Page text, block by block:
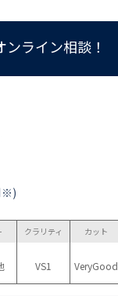
ンライン相談！
※)
クラリティ
VS1
カット
VeryGood